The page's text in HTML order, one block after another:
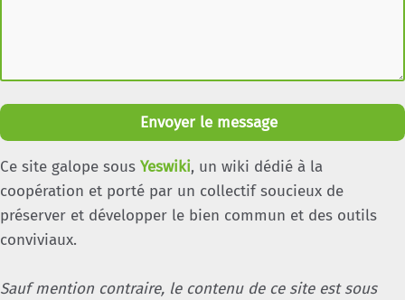
Envoyer le message
Ce site galope sous Yeswiki, un wiki dédié à la
coopération et porté par un collectif soucieux de
préserver et développer le bien commun et des outils
conviviaux.
Sauf mention contraire, le contenu de ce site est sous